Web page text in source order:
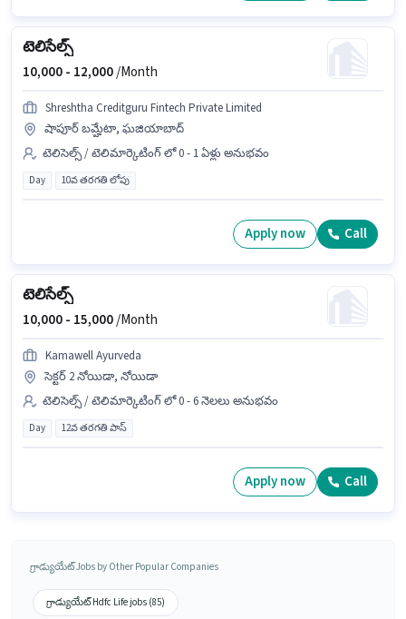
టెలిసేల్స్
10,000 - 12,000/Month
Shreshtha Creditguru Fintech Private Limited
షాపూర్ బమ్హేటా, ఘజియాబాద్
టెలిసెల్స్ / టెలిమార్కెటింగ్ లో 0 - 1 ఏళ్లు అనుభవం
Day 10వ తరగతి లోపు
Apply now Call
టెలిసేల్స్
10,000 - 15,000/Month
Kamawell Ayurveda
సెక్టర్ 2 నోయిడా, నోయిడా
టెలిసెల్స్ / టెలిమార్కెటింగ్ లో 0 - 6 నెలలు అనుభవం
Day 12వ తరగతి పాస్
Apply now Call
గ్రాడ్యుయేట్ Jobs by Other Popular Companies
గ్రాడ్యుయేట్ Hdfc Life jobs (85)